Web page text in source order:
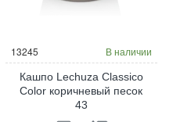
13245 В наличии
Кашпо Lechuza Classico
Color коричневый песок
43